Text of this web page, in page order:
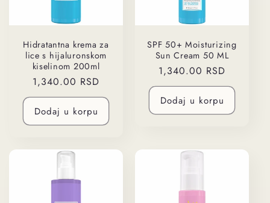
Hidratantna krema za
lice s hijaluronskom
kiselinom 200ml
Regularna
cena
1,340.00 RSD
Dodaj u korpu
SPF 50+ Moisturizing
Sun Cream 50 ML
Regularna
cena
1,340.00 RSD
Dodaj u korpu